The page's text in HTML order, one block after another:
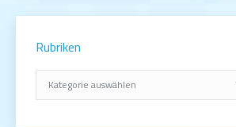
Rubriken
Rubriken